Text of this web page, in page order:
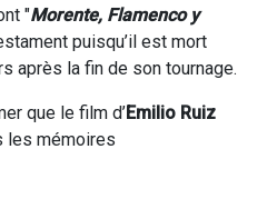
"Morente, Flamenco y
puisqu’il est mort
après la fin de son tournage.
que le film d’Emilio Ruiz
les mémoires